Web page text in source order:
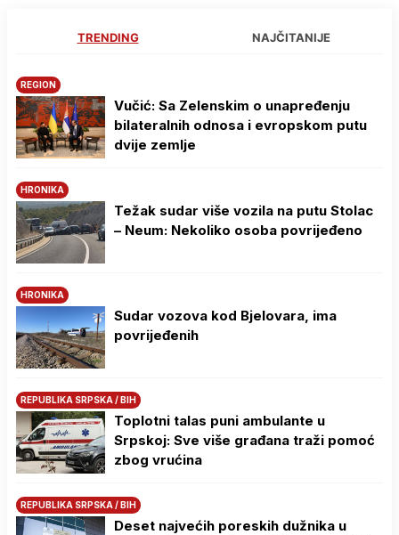
TRENDING NAJČITANIJE
REGION
Vučić: Sa Zelenskim o unapređenju
bilateralnih odnosa i evropskom putu
dvije zemlje
HRONIKA
Težak sudar više vozila na putu Stolac
– Neum: Nekoliko osoba povrijeđeno
HRONIKA
Sudar vozova kod Bjelovara, ima
povrijeđenih
REPUBLIKA SRPSKA / BIH
Toplotni talas puni ambulante u
Srpskoj: Sve više građana traži pomoć
zbog vrućina
REPUBLIKA SRPSKA / BIH
Deset najvećih poreskih dužnika u